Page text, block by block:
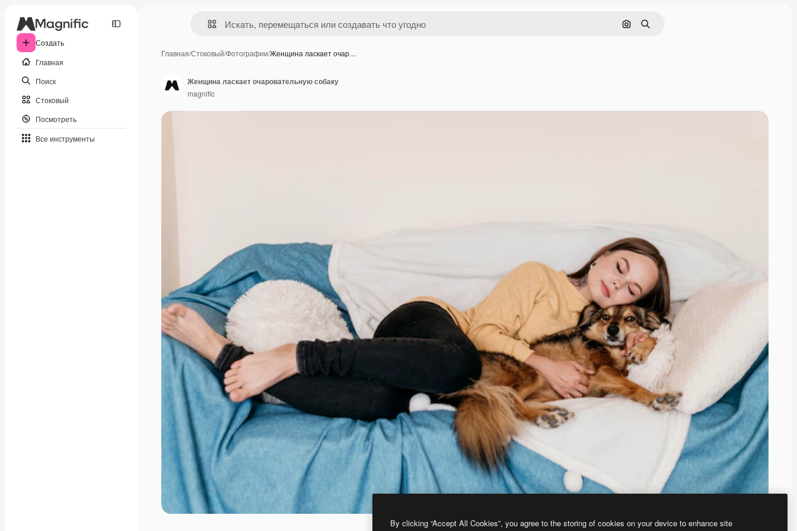
Создать
Главная
Поиск
Стоковый
Посмотреть
Все инструменты
Поиск по изображению
Поиск
Главная/Стоковый/Фотографии/Женщина ласкает очар…
Женщина ласкает очаровательную собаку
magnific
By clicking “Accept All Cookies”, you agree to the storing of cookies on your device to enhance site